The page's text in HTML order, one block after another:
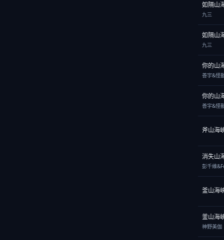
如隔山
九三
如隔山
九三
你的山
善宇&怪
你的山
善宇&怪
斧山海
消失山
彭千維
釜山海
釜山海
神野美伽